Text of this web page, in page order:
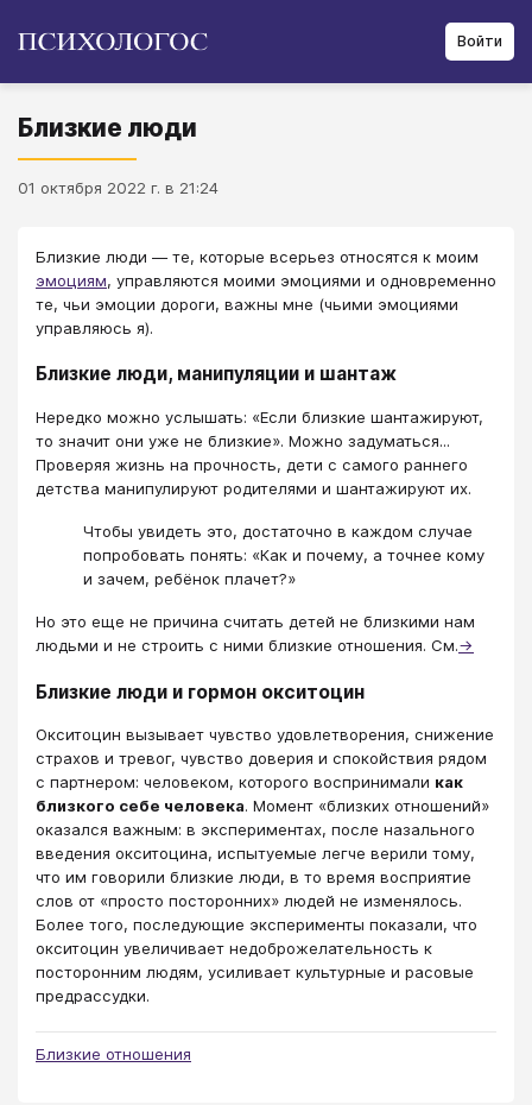
Войти
Близкие люди
01 октября 2022 г. в 21:24
Близкие люди — те, которые всерьез относятся к моим
эмоциям, управляются моими эмоциями и одновременно
те, чьи эмоции дороги, важны мне (чьими эмоциями
управляюсь я).
Близкие люди, манипуляции и шантаж
Нередко можно услышать: «Если близкие шантажируют,
то значит они уже не близкие». Можно задуматься...
Проверяя жизнь на прочность, дети с самого раннего
детства манипулируют родителями и шантажируют их.
Чтобы увидеть это, достаточно в каждом случае
попробовать понять: «Как и почему, а точнее кому
и зачем, ребёнок плачет?»
Но это еще не причина считать детей не близкими нам
людьми и не строить с ними близкие отношения. См.→
Близкие люди и гормон окситоцин
Окситоцин вызывает чувство удовлетворения, снижение
страхов и тревог, чувство доверия и спокойствия рядом
с партнером​: человеком, которого воспринимали как
близкого себе человека. Момент «близких отношений»
оказался важным: в экспериментах, после назального
введения окситоцина, испытуемые легче верили тому,
что им говорили близкие люди, в то время восприятие
слов от «просто посторонних» людей не изменялось.
Более того, последующие эксперименты показали, что
окситоцин увеличивает недоброжелательность к
посторонним людям, усиливает культурные и расовые
предрассудки.
Близкие отношения